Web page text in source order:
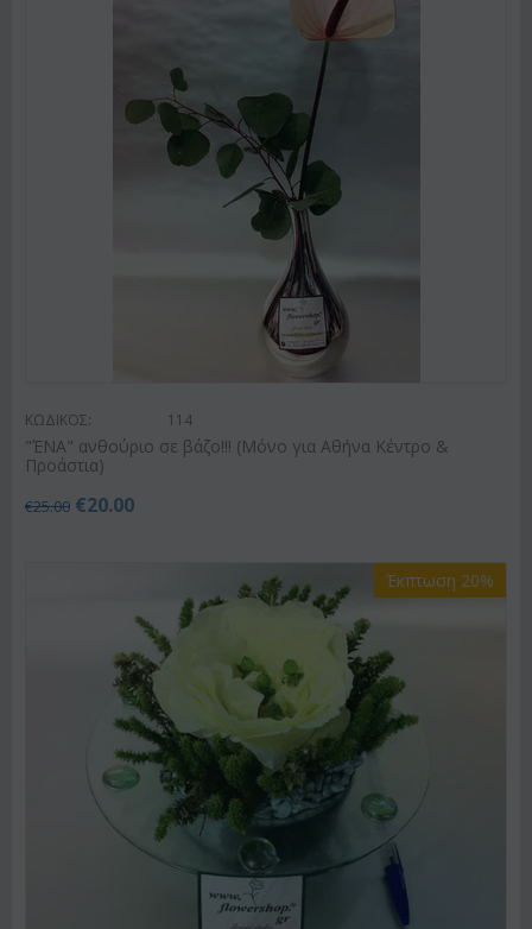
ΚΩΔΙΚΟΣ: 114
"ΈΝΑ" ανθούριο σε βάζο!!! (Μόνο για Αθήνα Κέντρο &
Προάστια)
€25.00 €20.00
Έκπτωση 20%